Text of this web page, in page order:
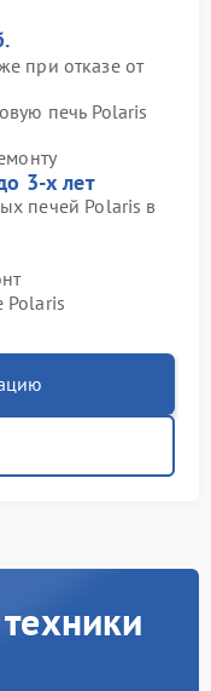
при отказе от
печь Polaris
3-х лет
печей Polaris в
Polaris